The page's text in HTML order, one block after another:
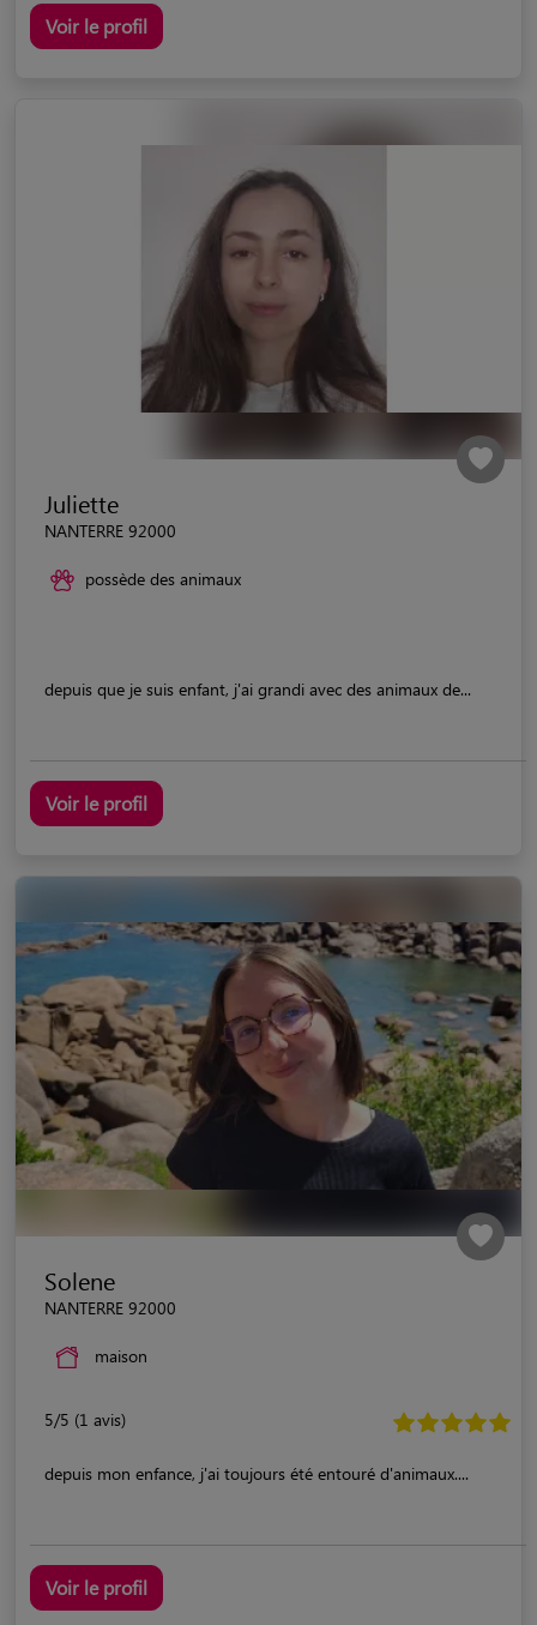
Voir le profil
Juliette
NANTERRE 92000
possède des animaux
depuis que je suis enfant, j'ai grandi avec des animaux de...
Voir le profil
Solene
NANTERRE 92000
maison
5/5 (1 avis)
depuis mon enfance, j'ai toujours été entouré d'animaux....
Voir le profil